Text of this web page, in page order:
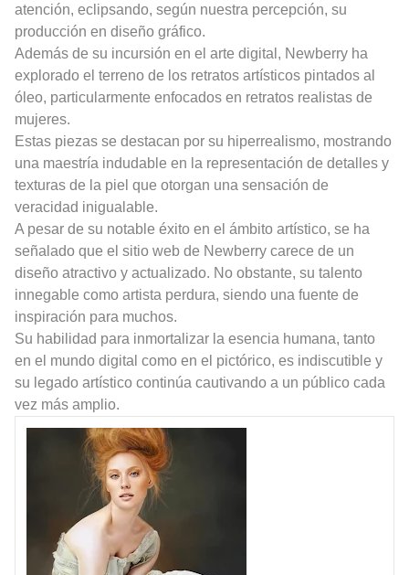
atención, eclipsando, según nuestra percepción, su
producción en diseño gráfico.
Además de su incursión en el arte digital, Newberry ha
explorado el terreno de los retratos artísticos pintados al
óleo, particularmente enfocados en retratos realistas de
mujeres.
Estas piezas se destacan por su hiperrealismo, mostrando
una maestría indudable en la representación de detalles y
texturas de la piel que otorgan una sensación de
veracidad inigualable.
A pesar de su notable éxito en el ámbito artístico, se ha
señalado que el sitio web de Newberry carece de un
diseño atractivo y actualizado. No obstante, su talento
innegable como artista perdura, siendo una fuente de
inspiración para muchos.
Su habilidad para inmortalizar la esencia humana, tanto
en el mundo digital como en el pictórico, es indiscutible y
su legado artístico continúa cautivando a un público cada
vez más amplio.